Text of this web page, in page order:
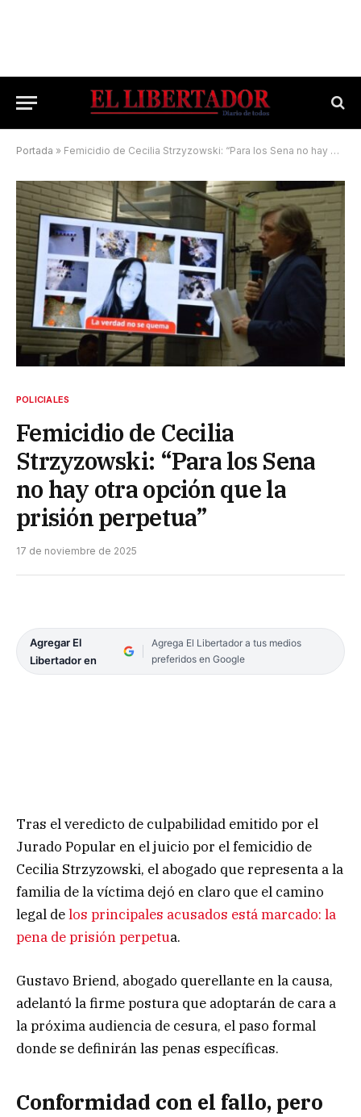
Portada » Femicidio de Cecilia Strzyzowski: “Para los Sena no hay otra opción que la prisión perpetua”
POLICIALES
Femicidio de Cecilia
Strzyzowski: “Para los Sena
no hay otra opción que la
prisión perpetua”
17 de noviembre de 2025
Agregar El
Libertador en
Agrega El Libertador a tus medios
preferidos en Google
Tras el veredicto de culpabilidad emitido por el
Jurado Popular en el juicio por el femicidio de
Cecilia Strzyzowski, el abogado que representa a la
familia de la víctima dejó en claro que el camino
legal delos principales acusados está marcado: la
pena de prisión perpetua.
Gustavo Briend, abogado querellante en la causa,
adelantó la firme postura que adoptarán de cara a
la próxima audiencia de cesura, el paso formal
donde se definirán las penas específicas.
Conformidad con el fallo, pero